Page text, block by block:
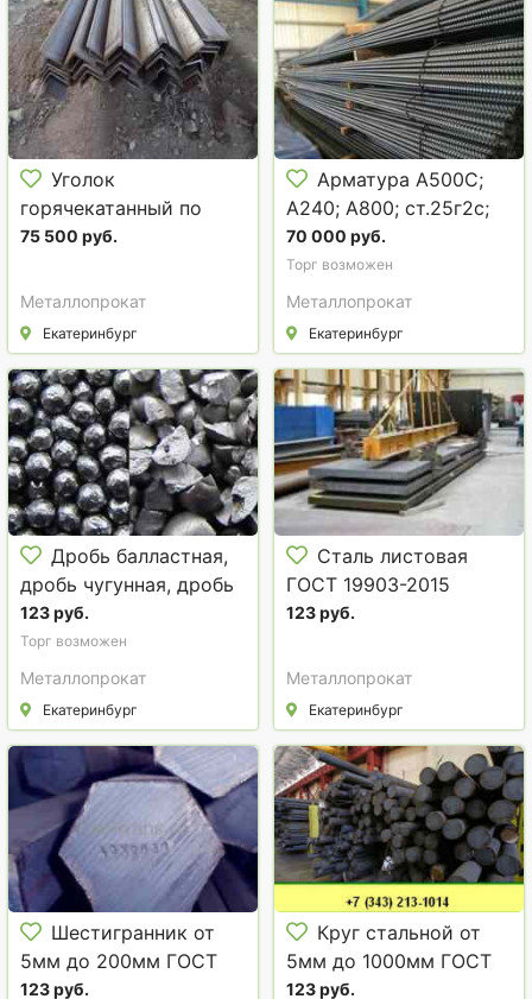
Уголок
горячекатанный по
стали 3 и стали 09г2с
75 500 руб.
Металлопрокат
Екатеринбург
Арматура А500С;
А240; А800; ст.25г2с;
арматура в БУХТАХ
70 000 руб.
Торг возможен
Металлопрокат
Екатеринбург
Дробь балластная,
дробь чугунная, дробь
стальная. Дробь
техническая ГОСТ
11964-81
123 руб.
Торг возможен
Металлопрокат
Екатеринбург
Сталь листовая
ГОСТ 19903-2015
горячекатаная : 40Х,
9ХС, 09Г2С, 10ХСНД,
ст 10,
123 руб.
Металлопрокат
Екатеринбург
Шестигранник от
5мм до 200мм ГОСТ
2879-2006, ГОСТ 8560-
123 руб.
Круг стальной от
5мм до 1000мм ГОСТ
2590-2006, ГОСТ 7417-
123 руб.